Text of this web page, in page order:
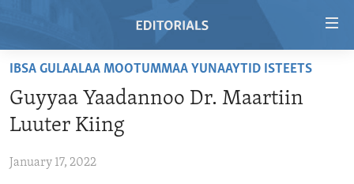
Skip
main
content
to
VIDEO
REGIONS
IBSA GULAALAA MOOTUMMAA YUNAAYTID ISTEETS
Guyyaa Yaadannoo Dr. Maartiin
Luuter Kiing
January 17, 2022